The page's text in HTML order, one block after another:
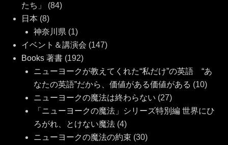
たち」
(84)
日本 (8)
神奈川県 (1)
イベント＆講演会 (147)
Books 著書(192)
ニューヨークが教えてくれた“私だけ”の英語 “あ
なたの英語”だから、価値がある価値がある (10)
ニューヨークの魔法は終わらない (27)
「ニューヨークの魔法」シリーズ特別編 世界にひ
ろがれ、とけない魔法(4)
ニューヨークの魔法の約束 (30)